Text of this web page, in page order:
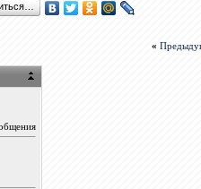
«